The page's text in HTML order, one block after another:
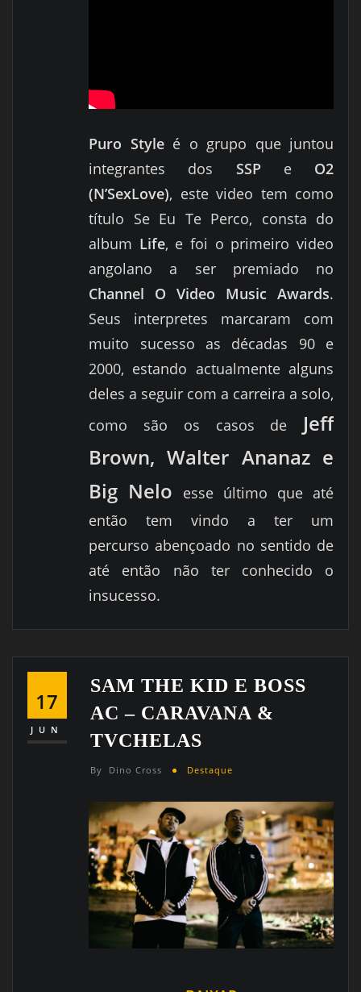
Puro Styleé o grupo que juntou
integrantes dos SSPe O2
(N’SexLove), este video tem como
título Se Eu Te Perco, consta do
album Life, e foi o primeiro video
angolano a ser premiado no
Channel O Video Music Awards.
Seus interpretes marcaram com
muito sucesso as décadas 90 e
2000, estando actualmente alguns
deles a seguir com a carreira a solo,
como são os casos de Jeff
Brown, Walter Ananaz e
Big Nelo esse último que até
então tem vindo a ter um
percurso abençoado no sentido de
até então não ter conhecido o
insucesso.
17
JUN
SAM THE KID E BOSS
AC – CARAVANA &
TVCHELAS
By Dino Cross Destaque